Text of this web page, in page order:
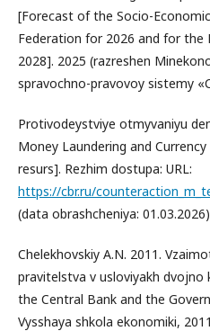
[Forecast of the Socio-
Federation for 2026 and for the
2028]. 2025 (razreshen
spravochno-pravovoy sistemy
Protivodeystviye otmyvaniyu
Money Laundering and
resurs]. Rezhim dostupa: URL:
https://cbr.ru/
(data obrashcheniya:
Chelekhovskiy A.N. 2011.
pravitelstva v usloviyakh
the Central Bank and the
Vysshaya shkola ekonomiki,